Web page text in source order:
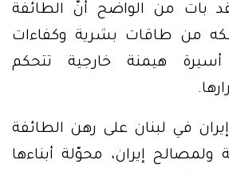
بات من الواضح أنّ الطائفة
من طاقات بشرية وكفاءات
أسيرة هيمنة خارجية تتحكم
في لبنان على رهن الطائفة
إيران، محوّلة أبناءها